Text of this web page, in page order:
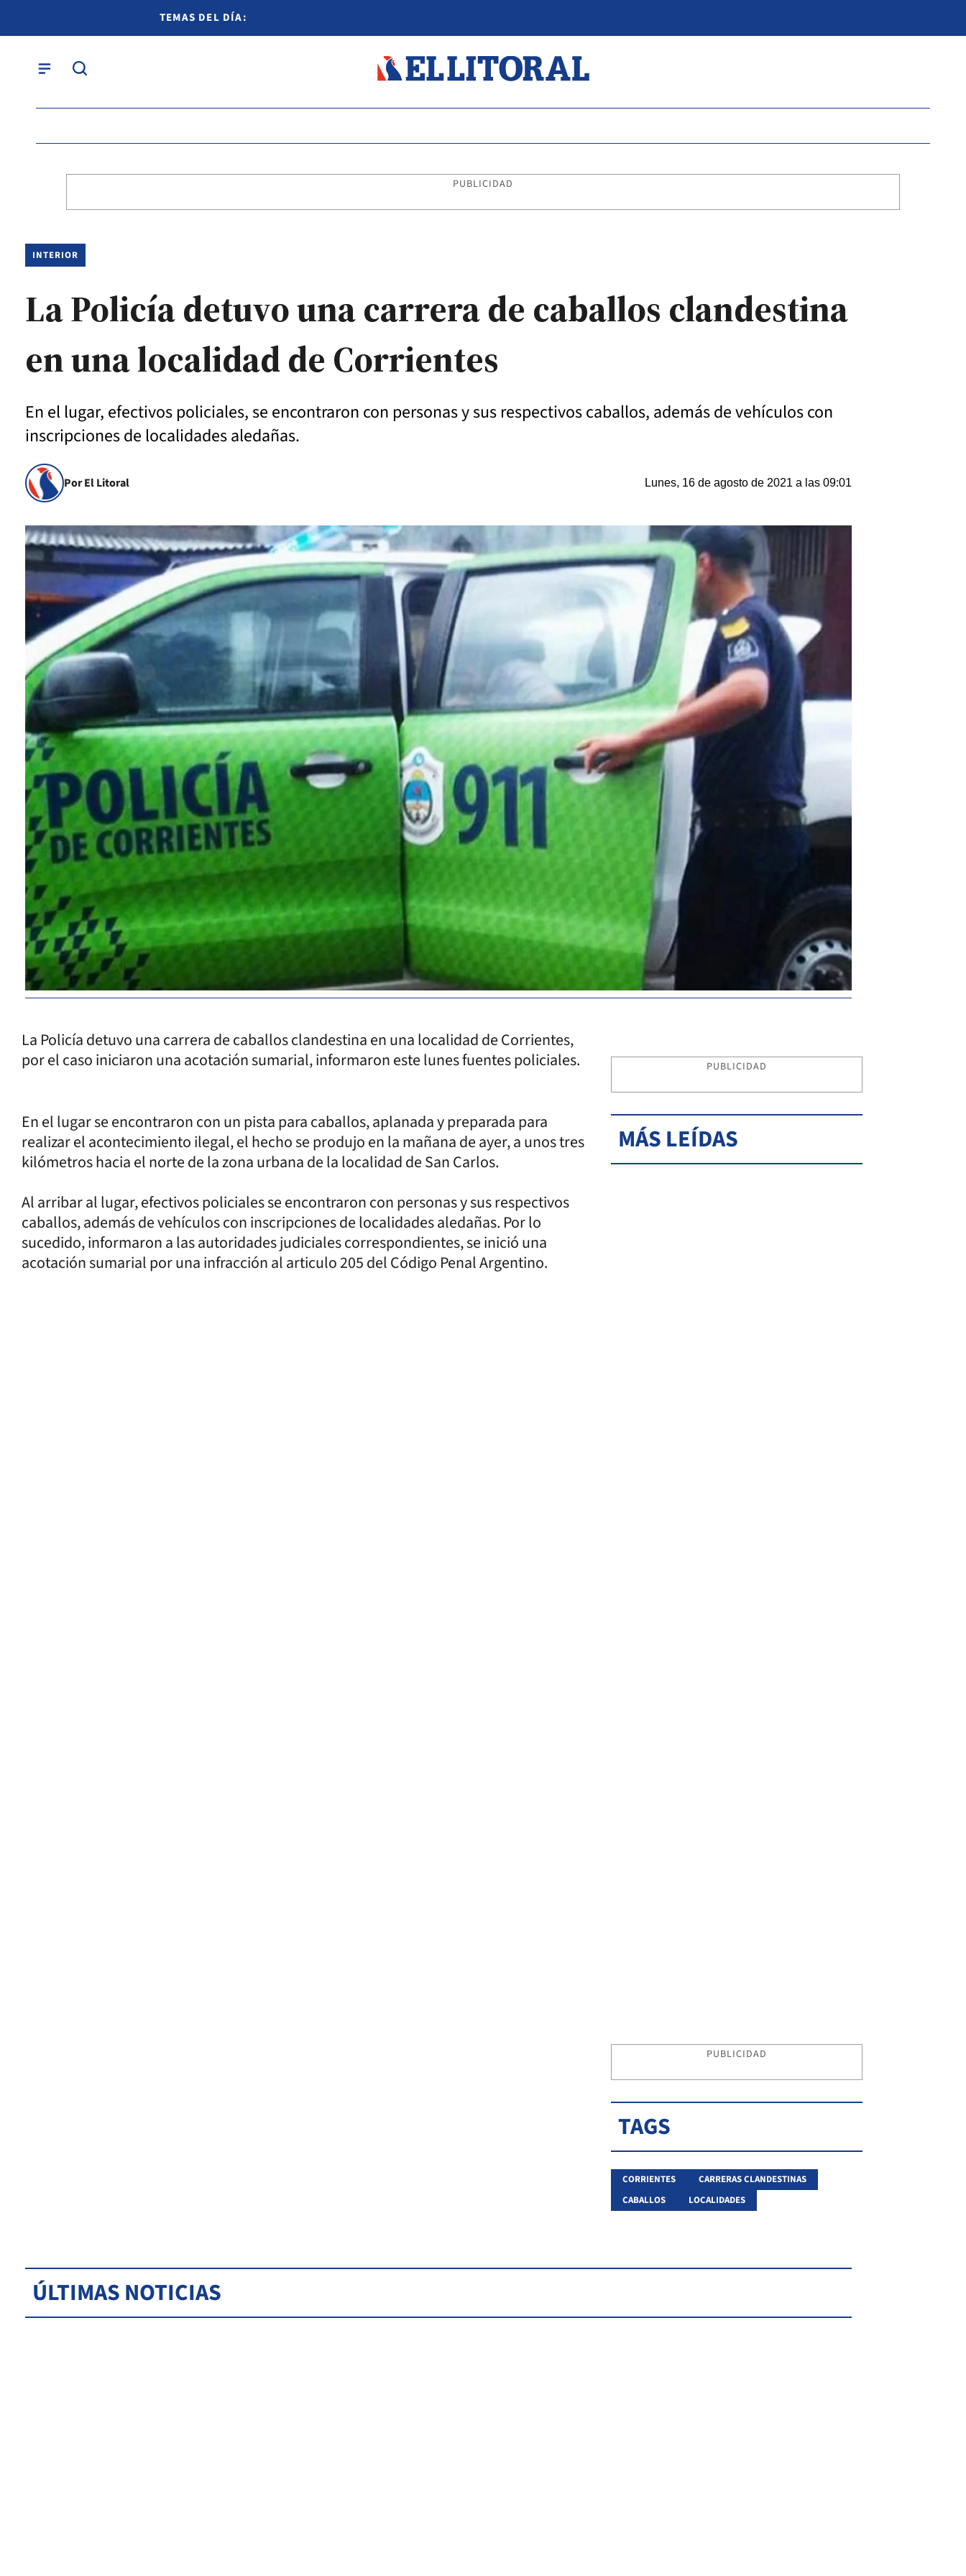
TEMAS DEL DÍA:
PUBLICIDAD
INTERIOR
La Policía detuvo una carrera de caballos clandestina
en una localidad de Corrientes
En el lugar, efectivos policiales, se encontraron con personas y sus respectivos caballos, además de vehículos con
inscripciones de localidades aledañas.
Por El Litoral Lunes, 16 de agosto de 2021 a las 09:01
La Policía detuvo una carrera de caballos clandestina en una localidad de Corrientes,
por el caso iniciaron una acotación sumarial, informaron este lunes fuentes policiales.
En el lugar se encontraron con un pista para caballos, aplanada y preparada para
realizar el acontecimiento ilegal, el hecho se produjo en la mañana de ayer, a unos tres
kilómetros hacia el norte de la zona urbana de la localidad de San Carlos.
Al arribar al lugar, efectivos policiales se encontraron con personas y sus respectivos
caballos, además de vehículos con inscripciones de localidades aledañas. Por lo
sucedido, informaron a las autoridades judiciales correspondientes, se inició una
acotación sumarial por una infracción al articulo 205 del Código Penal Argentino.
PUBLICIDAD
MÁS LEÍDAS
PUBLICIDAD
TAGS
CORRIENTES
CARRERAS CLANDESTINAS
CABALLOS
LOCALIDADES
ÚLTIMAS NOTICIAS